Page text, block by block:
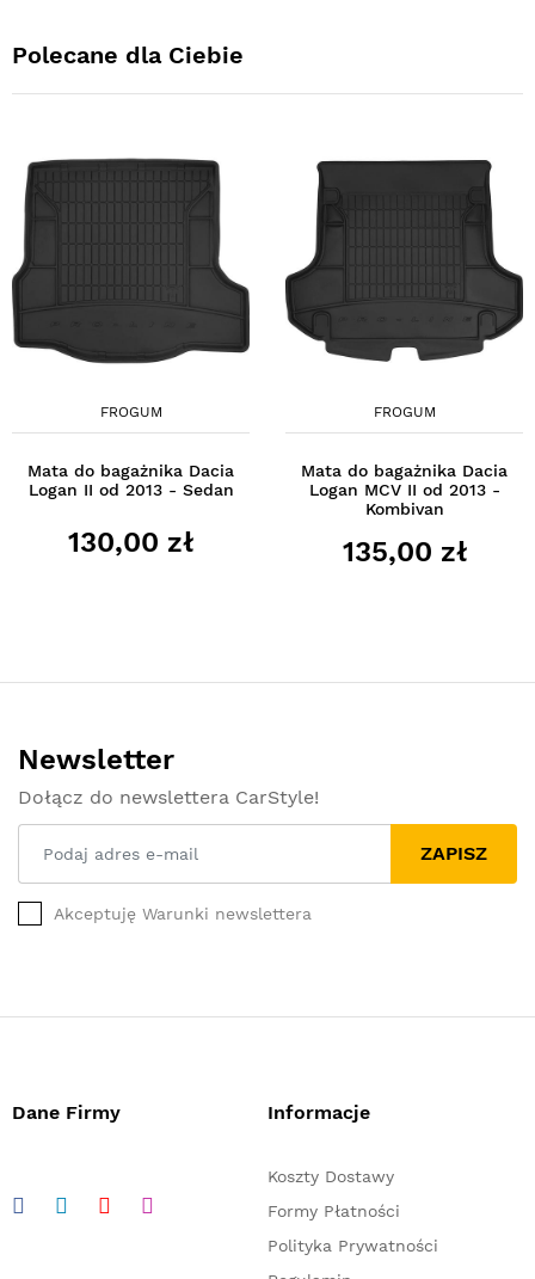
Polecane dla Ciebie
FROGUM
Mata do bagażnika Dacia
Logan II od 2013 - Sedan
130,00 zł
FROGUM
Mata do bagażnika Dacia
Logan MCV II od 2013 -
Kombivan
135,00 zł
Newsletter
Dołącz do newslettera CarStyle!
ZAPISZ
Akceptuję Warunki newslettera
Dane Firmy Informacje
Koszty Dostawy
Formy Płatności
Polityka Prywatności